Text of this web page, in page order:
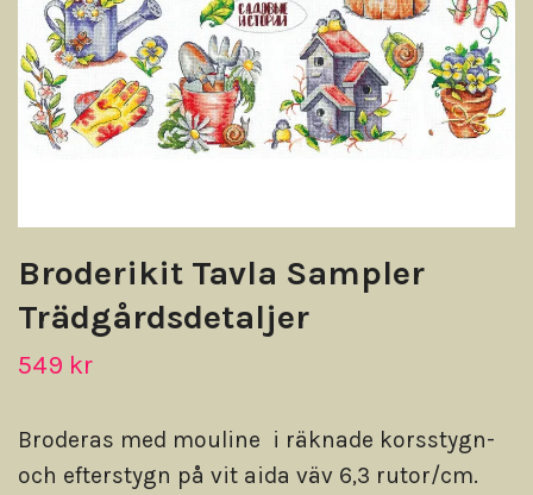
Broderikit Tavla Sampler
Trädgårdsdetaljer
549 kr
Broderas med mouline i räknade korsstygn-
och efterstygn på vit aida väv 6,3 rutor/cm.